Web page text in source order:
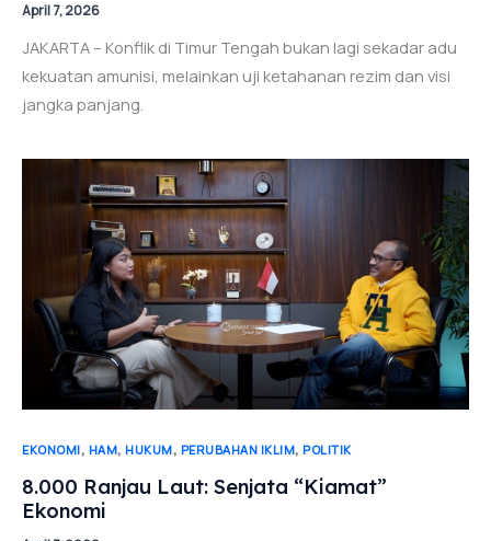
April 7, 2026
JAKARTA – Konflik di Timur Tengah bukan lagi sekadar adu
kekuatan amunisi, melainkan uji ketahanan rezim dan visi
jangka panjang.
EKONOMI, HAM, HUKUM, PERUBAHAN IKLIM, POLITIK
8.000 Ranjau Laut: Senjata “Kiamat”
Ekonomi